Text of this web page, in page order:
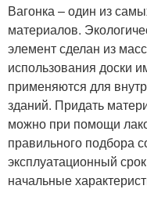
Вагонка – один из
материалов.
элемент сделан из
использования доски
применяются для
зданий. Придать
можно при помощи
правильного подбора
эксплуатационный
начальные